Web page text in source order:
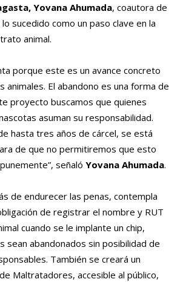
Yovana Ahumada, coautora de
sucedido como un paso clave en la
animal.
porque este es un avance concreto
animales. El abandono es una forma de
proyecto buscamos que quienes
asuman su responsabilidad.
hasta tres años de cárcel, se está
de que no permitiremos que esto
señaló Yovana Ahumada.
de endurecer las penas, contempla
de registrar el nombre y RUT
cuando se le implante un chip,
sean abandonados sin posibilidad de
También se creará un
Maltratadores, accesible al público,